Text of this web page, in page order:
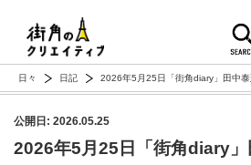
日々 日記 2026年5月25日「街角diary」田中泰
公開日: 2026.05.25
2026年5月25日「街角diary